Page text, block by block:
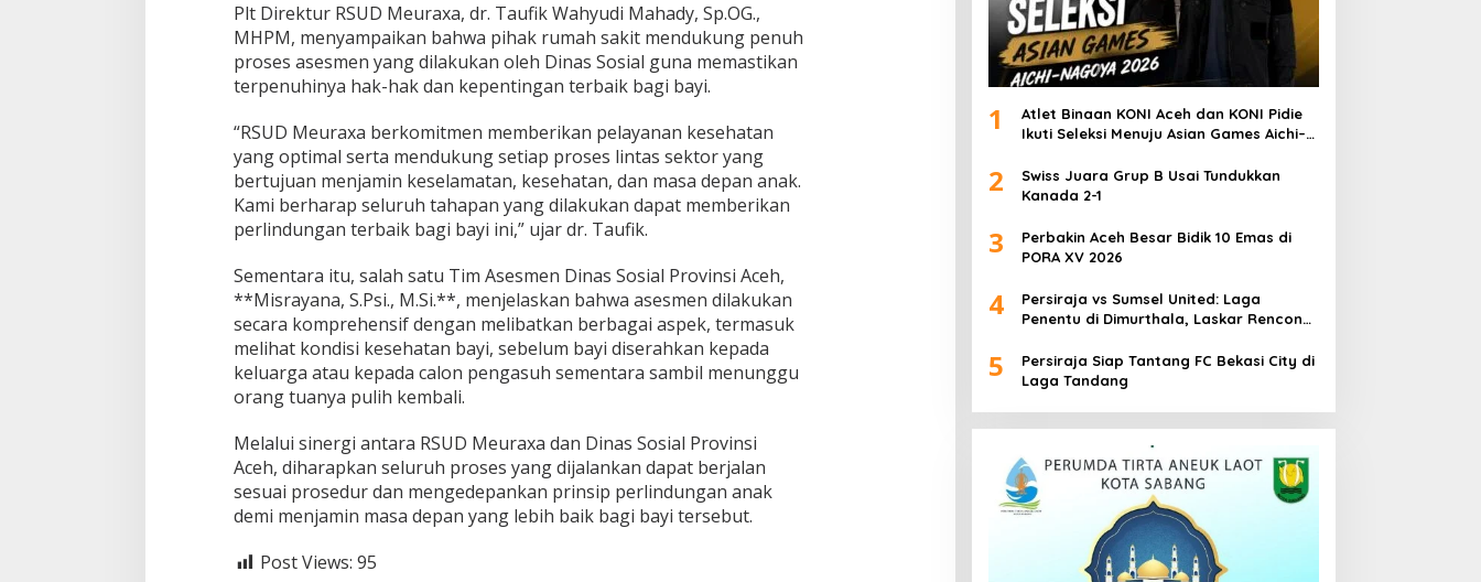
h
e
n
s
d
e
m
i
e
l
i
n
d
u
n
g
n
d
a
n
P
n
Plt Direktur RSUD Meuraxa, dr. Taufik Wahyudi Mahady, Sp.OG.,
MHPM, menyampaikan bahwa pihak rumah sakit mendukung penuh
proses asesmen yang dilakukan oleh Dinas Sosial guna memastikan
terpenuhinya hak-hak dan kepentingan terbaik bagi bayi.
“RSUD Meuraxa berkomitmen memberikan pelayanan kesehatan
yang optimal serta mendukung setiap proses lintas sektor yang
bertujuan menjamin keselamatan, kesehatan, dan masa depan anak.
Kami berharap seluruh tahapan yang dilakukan dapat memberikan
perlindungan terbaik bagi bayi ini,” ujar dr. Taufik.
Sementara itu, salah satu Tim Asesmen Dinas Sosial Provinsi Aceh,
**Misrayana, S.Psi., M.Si.**, menjelaskan bahwa asesmen dilakukan
secara komprehensif dengan melibatkan berbagai aspek, termasuk
melihat kondisi kesehatan bayi, sebelum bayi diserahkan kepada
keluarga atau kepada calon pengasuh sementara sambil menunggu
orang tuanya pulih kembali.
Melalui sinergi antara RSUD Meuraxa dan Dinas Sosial Provinsi
Aceh, diharapkan seluruh proses yang dijalankan dapat berjalan
sesuai prosedur dan mengedepankan prinsip perlindungan anak
demi menjamin masa depan yang lebih baik bagi bayi tersebut.
Post Views: 95
1
Atlet Binaan KONI Aceh dan KONI Pidie
Ikuti Seleksi Menuju Asian Games Aichi–
2
Swiss Juara Grup B Usai Tundukkan
Kanada 2-1
3
Perbakin Aceh Besar Bidik 10 Emas di
PORA XV 2026
4
Persiraja vs Sumsel United: Laga
Penentu di Dimurthala, Laskar Rencong
5
Persiraja Siap Tantang FC Bekasi City di
Laga Tandang